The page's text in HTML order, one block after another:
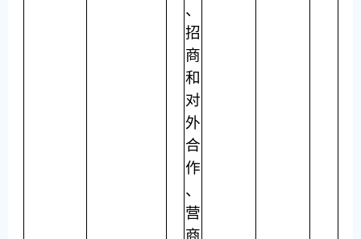
、
招
商
和
对
外
合
作
、
营
商